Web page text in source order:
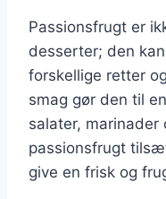
Passionsfrugt er
desserter; den
forskellige retter
smag gør den til
salater, marinader
passionsfrugt
give en frisk og